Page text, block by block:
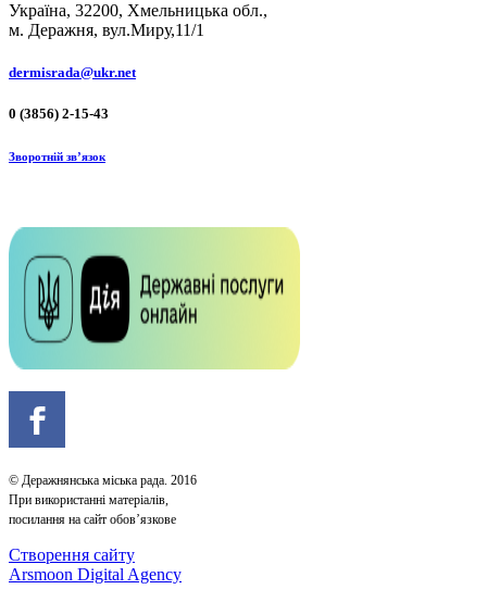
Україна, 32200, Хмельницька обл.,
м. Деражня, вул.Миру,11/1
dermisrada@ukr.net
0 (3856) 2-15-43
Зворотній зв’язок
© Деражнянська міська рада. 2016
При використанні матеріалів,
посилання на сайт обов’язкове
Створення сайту
Arsmoon Digital Agency